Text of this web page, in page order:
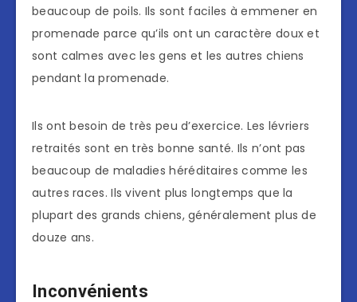
beaucoup de poils. Ils sont faciles à emmener en
promenade parce qu’ils ont un caractère doux et
sont calmes avec les gens et les autres chiens
pendant la promenade.
Ils ont besoin de très peu d’exercice. Les lévriers
retraités sont en très bonne santé. Ils n’ont pas
beaucoup de maladies héréditaires comme les
autres races. Ils vivent plus longtemps que la
plupart des grands chiens, généralement plus de
douze ans.
Inconvénients